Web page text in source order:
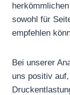
sowohl für
empfehlen
Bei unserer
uns positiv